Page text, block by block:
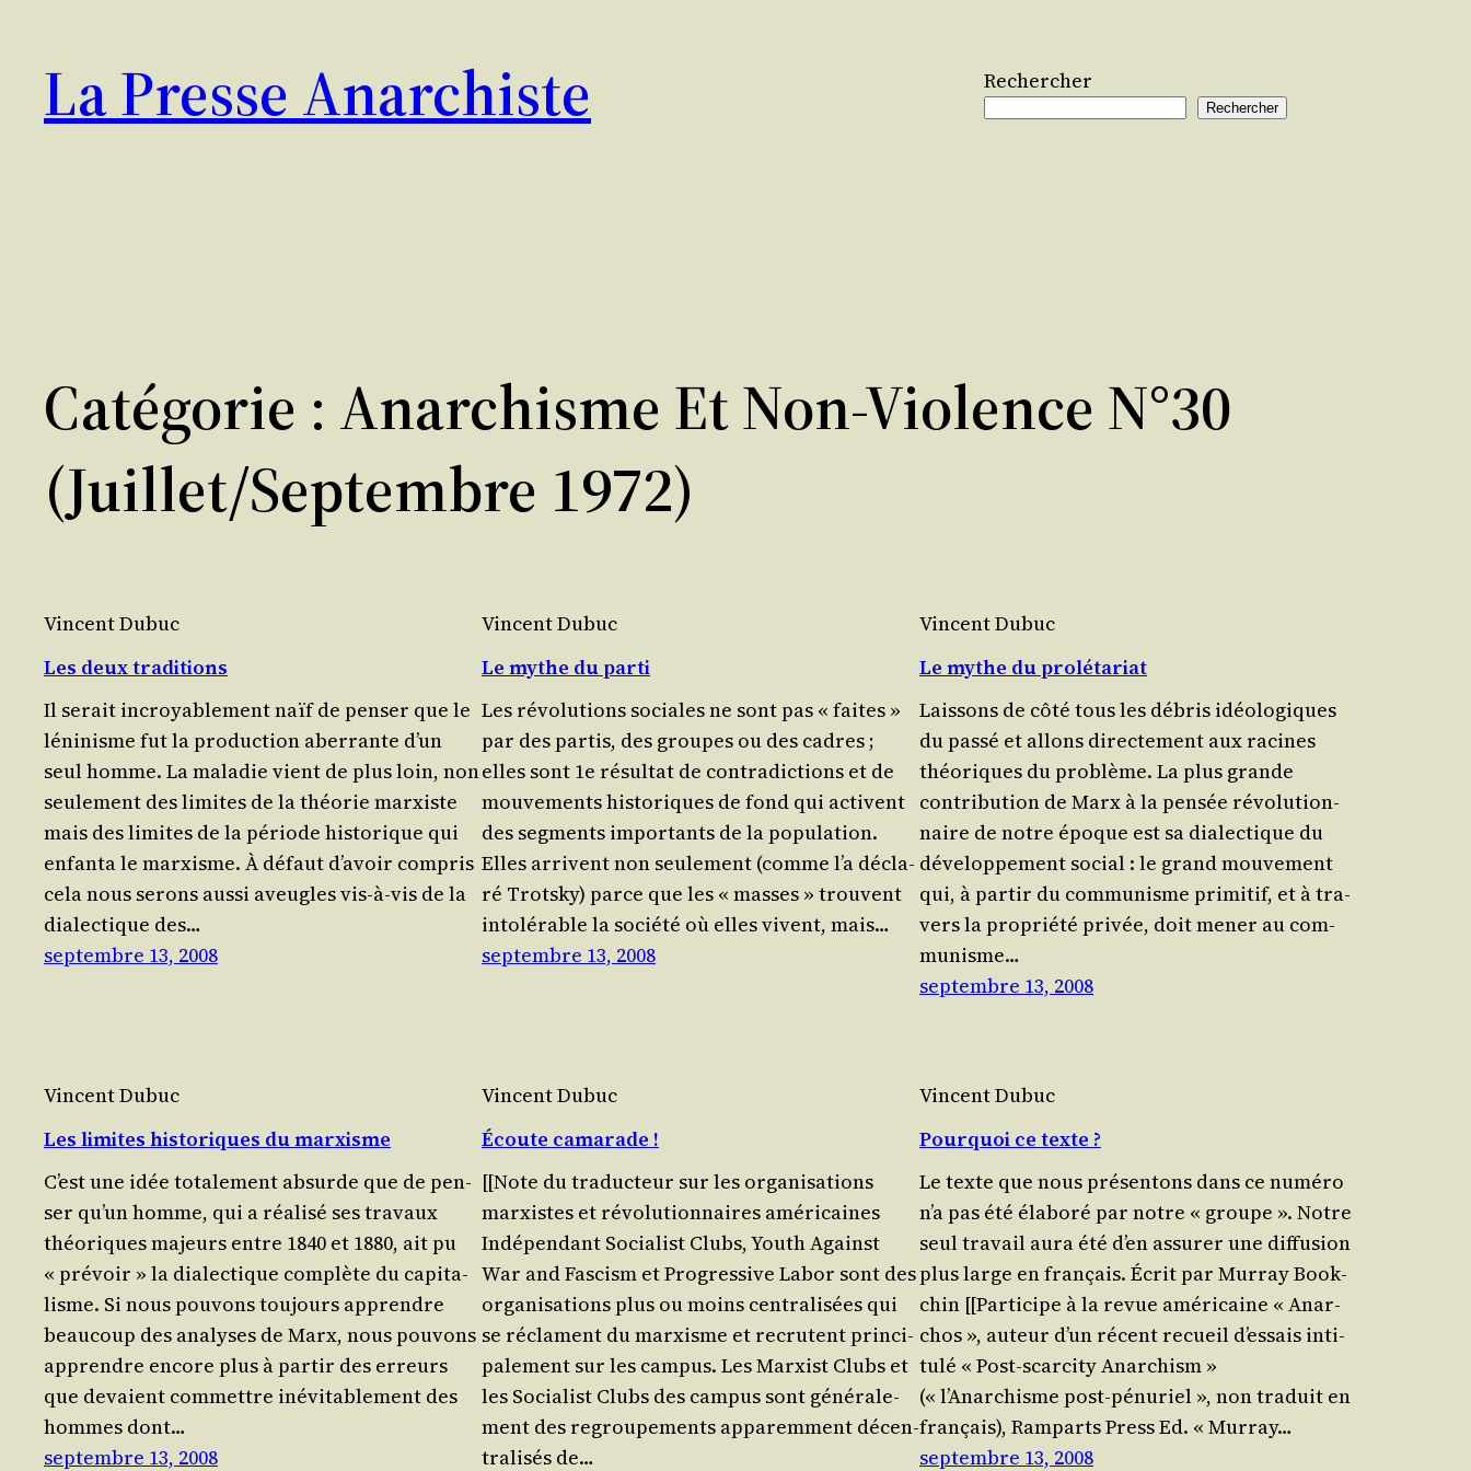
contenu
La Presse Anarchiste Rechercher
Rechercher
Catégorie : Anarchisme Et Non-Violence N°30
(juillet/septembre 1972)
Vincent Dubuc
Les deux traditions
Il serait incroya­ble­ment naïf de pen­ser que le
léni­nisme fut la pro­duc­tion aber­rante d’un
seul homme. La mala­die vient de plus loin, non
seule­ment des limites de la théo­rie mar­xiste
mais des limites de la période his­to­rique qui
enfan­ta le mar­xisme. À défaut d’avoir com­pris
cela nous serons aus­si aveugles vis-à-vis de la
dia­lec­tique des…
septembre 13, 2008
Vincent Dubuc
Le mythe du parti
Les révo­lu­tions sociales ne sont pas « faites »
par des par­tis, des groupes ou des cadres ;
elles sont 1e résul­tat de contra­dic­tions et de
mou­ve­ments his­to­riques de fond qui activent
des seg­ments impor­tants de la popu­la­tion.
Elles arrivent non seule­ment (comme l’a décla­
ré Trots­ky) parce que les « masses » trouvent
into­lé­rable la socié­té où elles vivent, mais…
septembre 13, 2008
Vincent Dubuc
Le mythe du prolétariat
Lais­sons de côté tous les débris idéo­lo­giques
du pas­sé et allons direc­te­ment aux racines
théo­riques du pro­blème. La plus grande
contri­bu­tion de Marx à la pen­sée révo­lu­tion­
naire de notre époque est sa dia­lec­tique du
déve­lop­pe­ment social : le grand mou­ve­ment
qui, à par­tir du com­mu­nisme pri­mi­tif, et à tra­
vers la pro­prié­té pri­vée, doit mener au com­
mu­nisme…
septembre 13, 2008
Vincent Dubuc
Les limites historiques du marxisme
C’est une idée tota­le­ment absurde que de pen­
ser qu’un homme, qui a réa­li­sé ses tra­vaux
théo­riques majeurs entre 1840 et 1880, ait pu
« pré­voir » la dia­lec­tique com­plète du capi­ta­
lisme. Si nous pou­vons tou­jours apprendre
beau­coup des ana­lyses de Marx, nous pou­vons
apprendre encore plus à par­tir des erreurs
que devaient com­mettre inévi­ta­ble­ment des
hommes dont…
septembre 13, 2008
Vincent Dubuc
Écoute camarade !
[[Note du tra­duc­teur sur les orga­ni­sa­tions
mar­xistes et révo­lu­tion­naires américaines
Indé­pen­dant Socia­list Clubs, Youth Against
War and Fas­cism et Pro­gres­sive Labor sont des
orga­ni­sa­tions plus ou moins cen­tra­li­sées qui
se réclament du mar­xisme et recrutent prin­ci­
pa­le­ment sur les cam­pus. Les Mar­xist Clubs et
les Socia­list Clubs des cam­pus sont géné­ra­le­
ment des regrou­pe­ments appa­rem­ment décen­
tra­li­sés de…
Vincent Dubuc
Pourquoi ce texte ?
Le texte que nous pré­sen­tons dans ce numé­ro
n’a pas été éla­bo­ré par notre « groupe ». Notre
seul tra­vail aura été d’en assu­rer une dif­fu­sion
plus large en français. Écrit par Mur­ray Book­
chin [[Par­ti­cipe à la revue amé­ri­caine « Anar­
chos », auteur d’un récent recueil d’essais inti­
tu­lé « Post-scar­ci­ty Anar­chism »
(« l’Anarchisme post-pénu­riel », non tra­duit en
fran­çais), Ram­parts Press Ed. « Mur­ray…
septembre 13, 2008